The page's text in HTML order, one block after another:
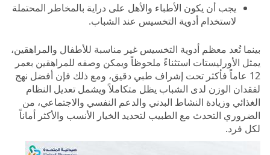
يجب أن يكون الأطباء والأهل على دراية بالمخاطر المحتملة
لاستخدام أدوية التخسيس عند الشباب.
بينما تُعد معظم أدوية التخسيس غير مناسبة للأطفال والمراهقين،
يمثل الأورليستات استثناءً ملحوظاً ويمكن وصفه للمراهقين بعمر
12 عاماً فأكثر تحت إشراف طبي دقيق، ومع ذلك فإن أفضل نهج
لفقدان الوزن لدى الشباب يظل متكاملاً ويشمل تعديل النظام
الغذائي وزيادة النشاط البدني والدعم النفسي والاجتماعي، من
الضروري التحدث مع الطبيب لتحديد الخيار الأنسب والأكثر أماناً
لكل فرد.